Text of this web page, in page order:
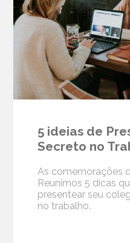
5 ideias de
Secreto no
As comemorações
Reunimos 5 dicas
presentear seu
no trabalho.